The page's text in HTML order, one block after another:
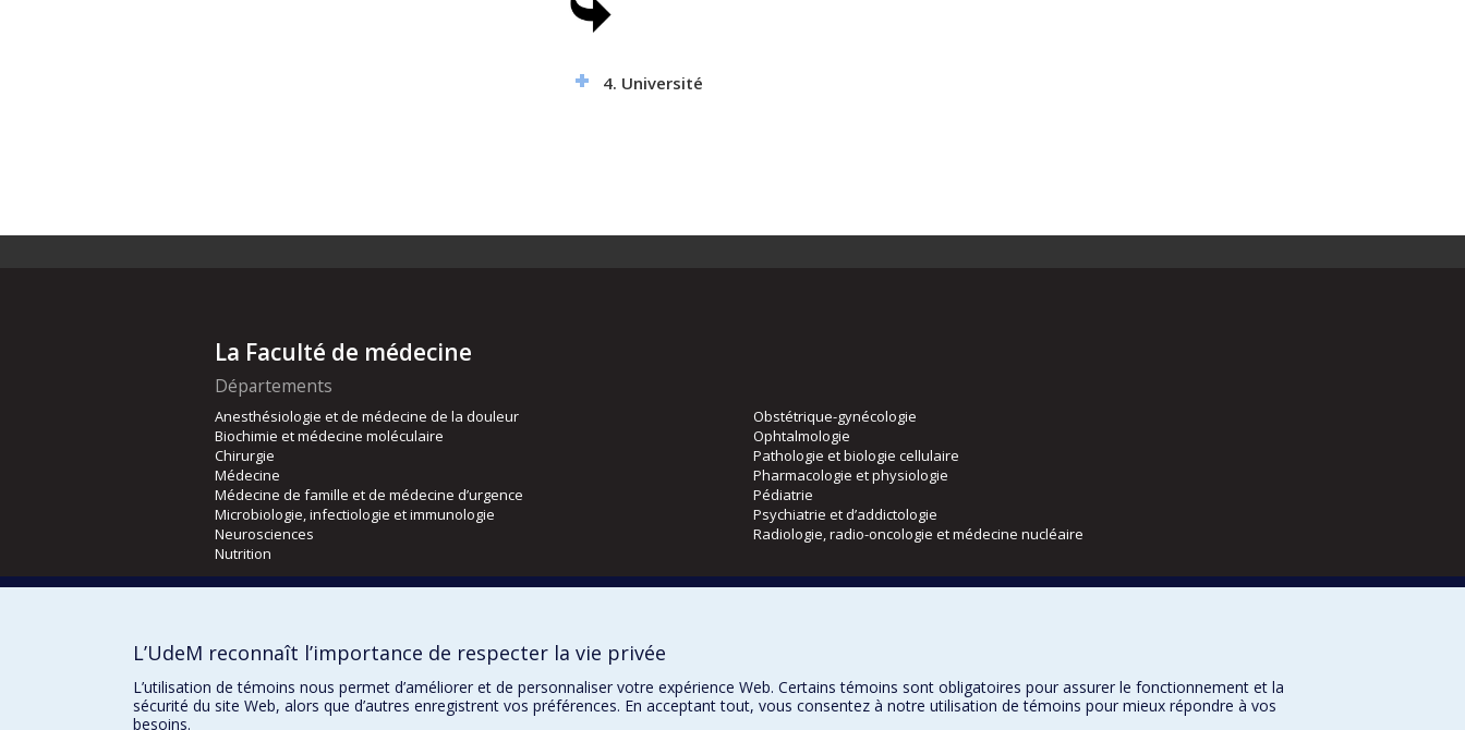
4. Université
La Faculté de médecine
Départements
Anesthésiologie et de médecine de la douleur
Biochimie et médecine moléculaire
Chirurgie
Médecine
Médecine de famille et de médecine d’urgence
Microbiologie, infectiologie et immunologie
Neurosciences
Nutrition
Obstétrique-gynécologie
Ophtalmologie
Pathologie et biologie cellulaire
Pharmacologie et physiologie
Pédiatrie
Psychiatrie et d’addictologie
Radiologie, radio-oncologie et médecine nucléaire
Orthophonie et audiologie
L’UdeM reconnaît l’importance de respecter la vie privée
L’utilisation de témoins nous permet d’améliorer et de personnaliser votre expérience Web. Certains témoins sont obligatoires pour assurer le fonctionnement et la
sécurité du site Web, alors que d’autres enregistrent vos préférences. En acceptant tout, vous consentez à notre utilisation de témoins pour mieux répondre à vos
besoins.